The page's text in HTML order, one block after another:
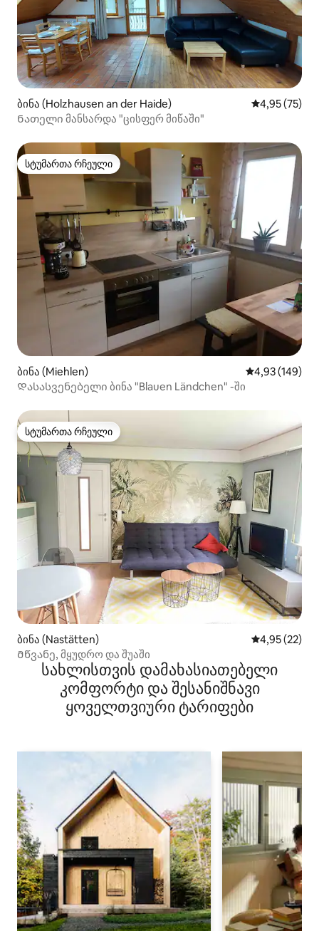
ბინა (Holzhausen an der Haide) საშუალო
4,95 (75)
Ნათელი მანსარდა "ცისფერ მიწაში"
სტუმართა რჩეული
სტუმართა რჩეული
ბინა (Miehlen) საშუალო
4,93 (149)
Დასასვენებელი ბინა "Blauen Ländchen" -ში
სტუმართა რჩეული
სტუმართა რჩეული
ბინა (Nastätten) საშუალო
4,95 (22)
Მწვანე, მყუდრო და შუაში
სახლისთვის დამახასიათებელი
კომფორტი და შესანიშნავი
ყოველთვიური ტარიფები